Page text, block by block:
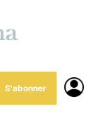
S'abonner